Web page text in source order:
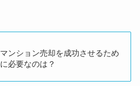
マンション売却を成功させるため
に必要なのは？